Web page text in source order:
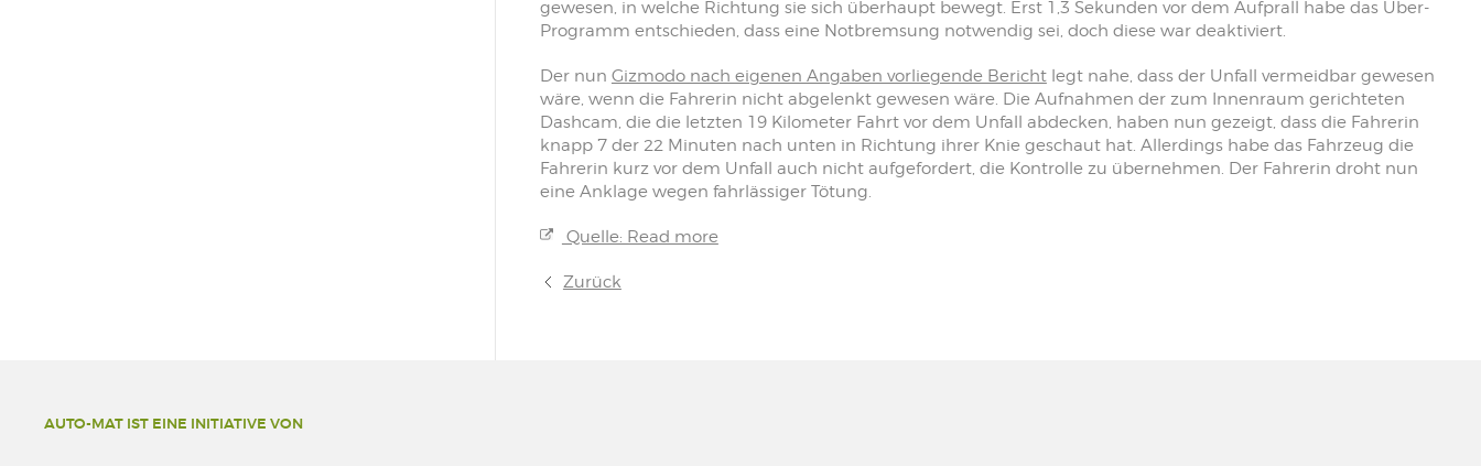
gewesen, in welche Richtung sie sich überhaupt bewegt. Erst 1,3 Sekunden vor dem Aufprall habe das Uber-
Programm entschieden, dass eine Notbremsung notwendig sei, doch diese war deaktiviert.
Der nun Gizmodo nach eigenen Angaben vorliegende Berichtlegt nahe, dass der Unfall vermeidbar gewesen
wäre, wenn die Fahrerin nicht abgelenkt gewesen wäre. Die Aufnahmen der zum Innenraum gerichteten
Dashcam, die die letzten 19 Kilometer Fahrt vor dem Unfall abdecken, haben nun gezeigt, dass die Fahrerin
knapp 7 der 22 Minuten nach unten in Richtung ihrer Knie geschaut hat. Allerdings habe das Fahrzeug die
Fahrerin kurz vor dem Unfall auch nicht aufgefordert, die Kontrolle zu übernehmen. Der Fahrerin droht nun
eine Anklage wegen fahrlässiger Tötung.
Quelle: Read more
Zurück
AUTO-MAT IST EINE INITIATIVE VON